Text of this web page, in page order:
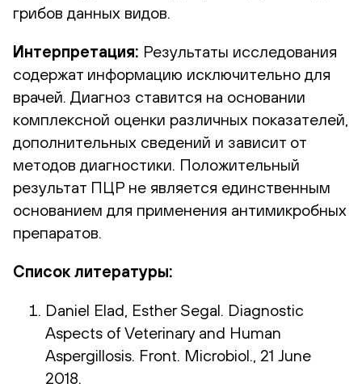
грибов данных видов.
Интерпретация: Результаты исследования
содержат информацию исключительно для
врачей. Диагноз ставится на основании
комплексной оценки различных показателей,
дополнительных сведений и зависит от
методов диагностики. Положительный
результат ПЦР не является единственным
основанием для применения антимикробных
препаратов.
Список литературы:
Daniel Elad, Esther Segal. Diagnostic
Aspects of Veterinary and Human
Aspergillosis. Front. Microbiol., 21 June
2018.